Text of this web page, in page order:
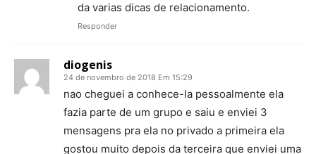
da varias dicas de relacionamento.
Responder
diogenis
24 de novembro de 2018 Em 15:29
nao cheguei a conhece-la pessoalmente ela
fazia parte de um grupo e saiu e enviei 3
mensagens pra ela no privado a primeira ela
gostou muito depois da terceira que enviei uma